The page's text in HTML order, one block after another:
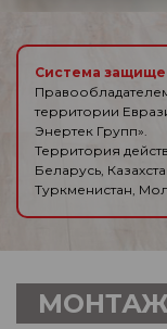
Система
территории
Энертек Групп».
Территория
Беларусь,
Туркменистан,